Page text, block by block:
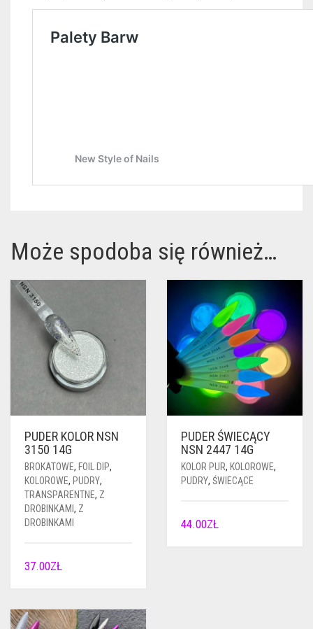
Może spodoba się również…
PUDER KOLOR NSN
3150 14G
BROKATOWE, FOIL DIP,
KOLOROWE, PUDRY,
TRANSPARENTNE, Z
DROBINKAMI , Z
DROBINKAMI
37.00ZŁ
PUDER ŚWIECĄCY
NSN 2447 14G
KOLOR PUR, KOLOROWE,
PUDRY, ŚWIECĄCE
44.00ZŁ